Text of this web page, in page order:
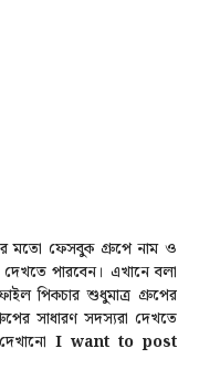
মতো ফেসবুক গ্রুপে নাম ও
পারবেন। এখানে বলা
পিকচার শুধুমাত্র গ্রুপের
সাধারণ সদস্যরা দেখতে
দেখানোI want to post